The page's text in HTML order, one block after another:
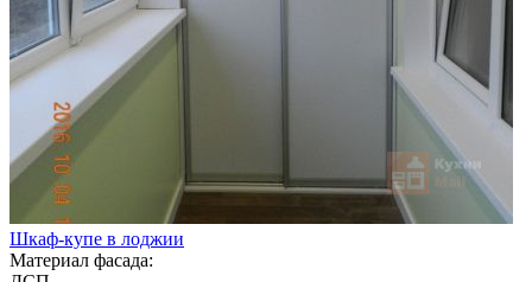
Шкаф-купе в лоджии
Материал фасада: